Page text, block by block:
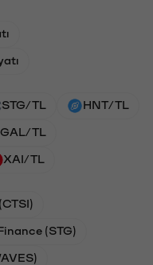
STG/TL HNT/TL
GAL/TL
XAI/TL
(STG)